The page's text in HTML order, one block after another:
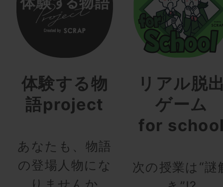
体験する物
語project
あなたも、物語
の登場人物にな
りませんか
リアル脱
ゲーム
for
次の授業は“謎